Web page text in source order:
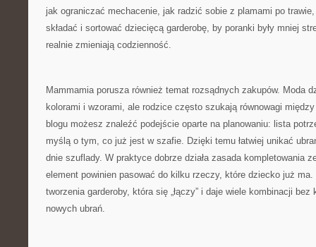
jak ograniczać mechacenie, jak radzić sobie z plamami po
składać i sortować dziecięcą garderobę, by poranki były mniej
realnie zmieniają codzienność.
Mammamia porusza również temat rozsądnych zakupów. Moda
kolorami i wzorami, ale rodzice często szukają równowagi
blogu możesz znaleźć podejście oparte na planowaniu: lista
myślą o tym, co już jest w szafie. Dzięki temu łatwiej unikać
dnie szuflady. W praktyce dobrze działa zasada kompletowania
element powinien pasować do kilku rzeczy, które dziecko już
tworzenia garderoby, która się „łączy” i daje wiele kombinacji bez
nowych ubrań.